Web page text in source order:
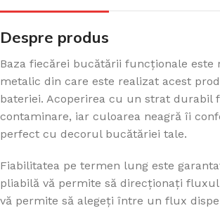
Despre produs
Baza fiecărei bucătării funcționale
metalic din care este realizat acest
bateriei. Acoperirea cu un strat durabil
contaminare, iar culoarea neagră îi
perfect cu decorul bucătăriei tale.
Fiabilitatea pe termen lung este
pliabilă vă permite să direcționați
vă permite să alegeți între un flux